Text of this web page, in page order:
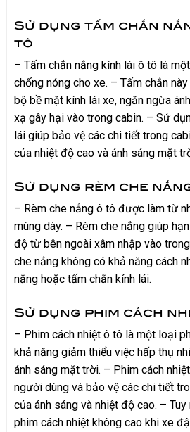
Sử dụng tấm chắn
tô
– Tấm chắn nắng kính lái ô tô là
chống nóng cho xe. – Tấm chắn
bộ bề mặt kính lái xe, ngăn ngừa
xạ gây hại vào trong cabin. – Sử
lái giúp bảo vệ các chi tiết trong
của nhiệt độ cao và ánh sáng mặt
Sử dụng rèm che
– Rèm che nắng ô tô được làm từ
mùng dày. – Rèm che nắng giúp
độ từ bên ngoài xâm nhập vào
che nắng không có khả năng cách
nắng hoặc tấm chắn kính lái.
Sử dụng phim cách
– Phim cách nhiệt ô tô là một loại
khả năng giảm thiểu việc hấp thụ
ánh sáng mặt trời. – Phim cách
người dùng và bảo vệ các chi tiết
của ánh sáng và nhiệt độ cao. – Tuy
phim cách nhiệt không cao khi xe